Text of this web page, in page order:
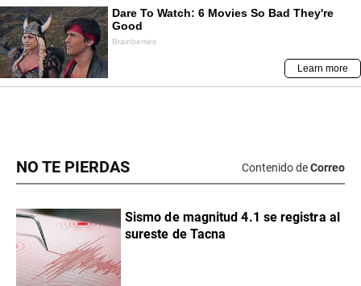
NO TE PIERDAS Contenido deCorreo
Sismo de magnitud 4.1 se registra al
sureste de Tacna